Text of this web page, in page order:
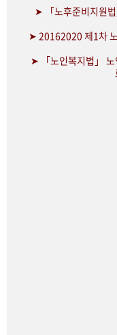
➤ 「노후준비지원
➤ 20162020 제1차
➤ 「노인복지법」 노